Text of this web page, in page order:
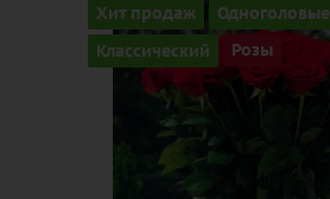
Хит продаж
Одноголовые
Классический
Розы